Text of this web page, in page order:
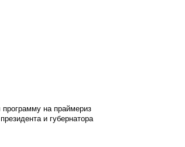
на праймериз
и губернатора